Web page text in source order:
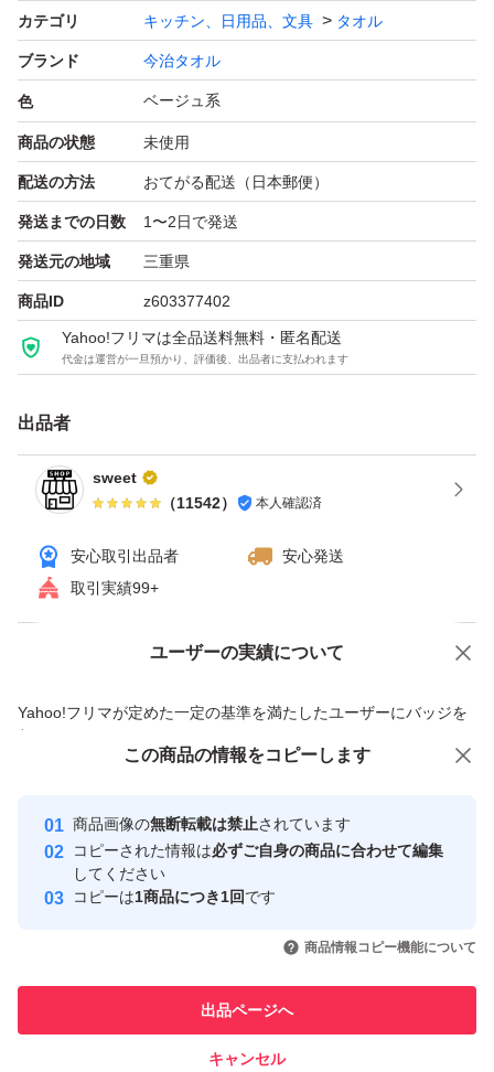
も良いのもこのタオルの良いところだと思います！
今治タオルは2.3回洗えばもっとボリュームがでて、薄手
一度ご使用頂きますとパイルがふんわり膨らみ柔らかくな
ります。
赤ちゃんや敏感肌の方にもこの柔らかさと綿素材を使用し
ておりますので
優しい使い心地で肌ざわりがよく安心してお使い頂けま
す。
100回洗ってもほとんどへたりが無い丈夫な商品になりま
す。
一度お使いになられましたら必ず良さがわかって頂けま
ご結婚祝い、新築祝いなどにもご利用される方もたくさん
大切なお客様用としてもストックされてみてもいかがでし
きっと喜ばれること間違いなしですよ！
※今治タオル他にもたくさん出品していますので他のペー
◆商品仕様
カテゴリ キッチン、日用品、文具 タオル
ブランド 今治タオル
色 ベージュ系
商品の状態 未使用
配送の方法 おてがる配送（日本郵便）
発送までの日数 1〜2日で発送
発送元の地域 三重県
商品ID z603377402
Yahoo!フリマは全品送料無料・匿名配送
代金は運営が一旦預かり、評価後、出品者に支払われます
出品者
sweet
（11542） 本人確認済
安心取引出品者
安心発送
取引実績99+
ユーザーの実績について
Yahoo!フリマが定めた一定の基準を満たしたユーザーにバッジを
付与しています
安心取引出品者
心・安全なユーザーです
取引実績
引を完了させた実績があります
での取引実績があります
価格の相談 商品への質問
この商品の情報をコピーします
商品画像の無断転載は禁止されています
コピーされた情報は必ずご自身の商品に合わせて編集
してください
コピーは1商品につき1回です
商品情報コピー機能について
出品ページへ
キャンセル
この商品をみている人にオススメ